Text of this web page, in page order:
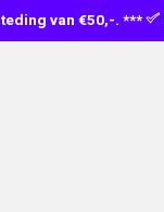
van €50,-. ***